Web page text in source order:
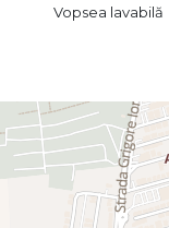
Vopsea lavabilă